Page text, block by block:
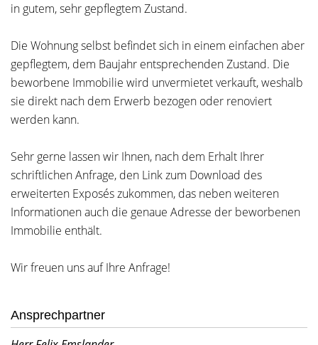
in gutem, sehr gepflegtem Zustand.
Die Wohnung selbst befindet sich in einem einfachen aber
gepflegtem, dem Baujahr entsprechenden Zustand. Die
beworbene Immobilie wird unvermietet verkauft, weshalb
sie direkt nach dem Erwerb bezogen oder renoviert
werden kann.
Sehr gerne lassen wir Ihnen, nach dem Erhalt Ihrer
schriftlichen Anfrage, den Link zum Download des
erweiterten Exposés zukommen, das neben weiteren
Informationen auch die genaue Adresse der beworbenen
Immobilie enthält.
Wir freuen uns auf Ihre Anfrage!
Ansprechpartner